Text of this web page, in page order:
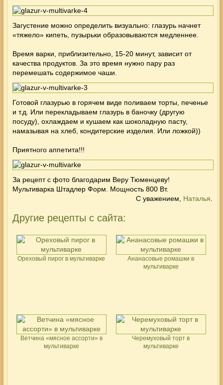
Загустение можно определить визуально: глазурь начнет
«тяжело» кипеть, пузырьки образовываются медленнее.
Время варки, приблизительно, 15-20 минут, зависит от
качества продуктов. За это время нужно пару раз
перемешать содержимое чаши.
Готовой глазурью в горячем виде поливаем торты, печенье
и т.д. Или перекладываем глазурь в баночку (другую
посуду), охлаждаем и кушаем как шоколадную пасту,
намазывая на хлеб, кондитерские изделия. Или ложкой))
Приятного аппетита!!!
За рецепт с фото благодарим Веру Тюменцеву!
Мультиварка Штадлер Форм. Мощность 800 Вт.
С уважением, Наталья
Другие рецепты с сайта:
Ореховый пирог в мультиварке
Ананасовые ромашки в
мультиварке
Ветчина «мясное ассорти» в
мультиварке
Черемуховый торт в
мультиварке